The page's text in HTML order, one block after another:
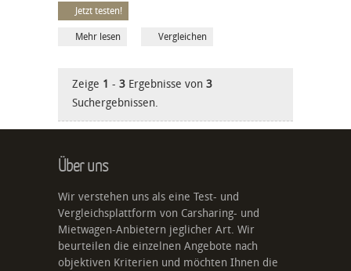
Jetzt testen!
Mehr lesen Vergleichen
Zeige 1 - 3 Ergebnisse von 3
Suchergebnissen.
Über uns
Wir verstehen uns als eine Test- und
Vergleichsplattform von Carsharing- und
Mietwagen-Anbietern jeglicher Art. Wir
beurteilen die einzelnen Angebote nach
objektiven Kriterien und möchten Ihnen die